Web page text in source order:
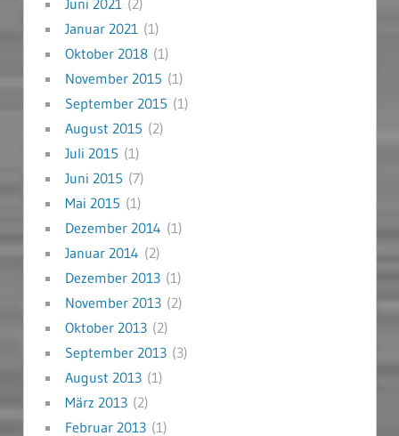
Januar 2021 (1)
Oktober 2018(1)
November 2015 (1)
September 2015 (1)
August 2015 (2)
Juli 2015 (1)
Juni 2015 (7)
Mai 2015 (1)
Dezember 2014 (1)
Januar 2014 (2)
Dezember 2013(1)
November 2013(2)
Oktober 2013(2)
September 2013(3)
August 2013(1)
März 2013(2)
Februar 2013(1)